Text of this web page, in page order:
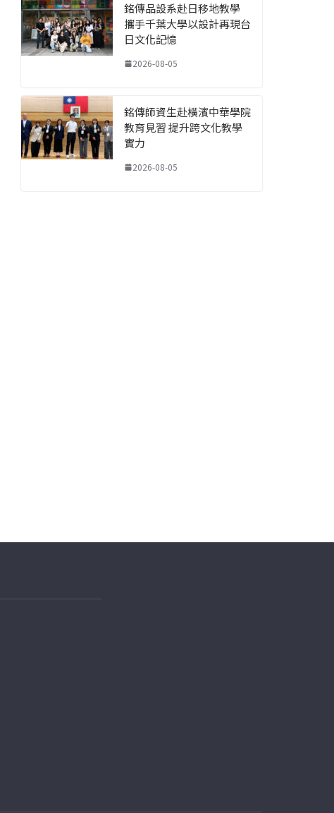
銘傳品設系赴日移地教學
攜手千葉大學以設計再現台
日文化記憶
2026-08-05
銘傳師資生赴橫濱中華學院
教育見習 提升跨文化教學
實力
2026-08-05